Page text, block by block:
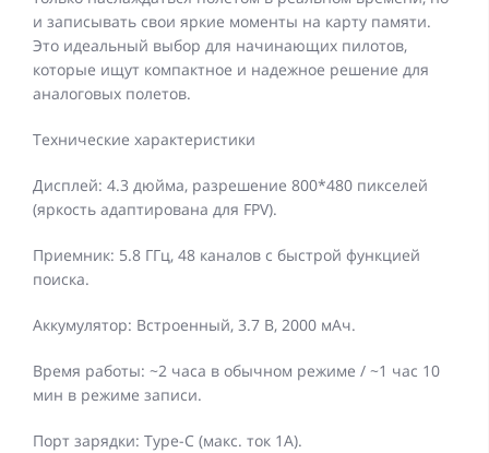
и записывать свои яркие моменты на карту памяти.
Это идеальный выбор для начинающих пилотов,
которые ищут компактное и надежное решение для
аналоговых полетов.
Технические характеристики
Дисплей: 4.3 дюйма, разрешение 800*480 пикселей
(яркость адаптирована для FPV).
Приемник: 5.8 ГГц, 48 каналов с быстрой функцией
поиска.
Аккумулятор: Встроенный, 3.7 В, 2000 мАч.
Время работы: ~2 часа в обычном режиме / ~1 час 10
мин в режиме записи.
Порт зарядки: Type-C (макс. ток 1А).